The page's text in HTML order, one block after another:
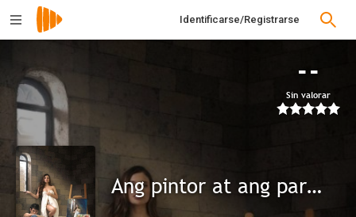
Identificarse/Registrarse
--
Sin valorar
Ang pintor at ang paraluman